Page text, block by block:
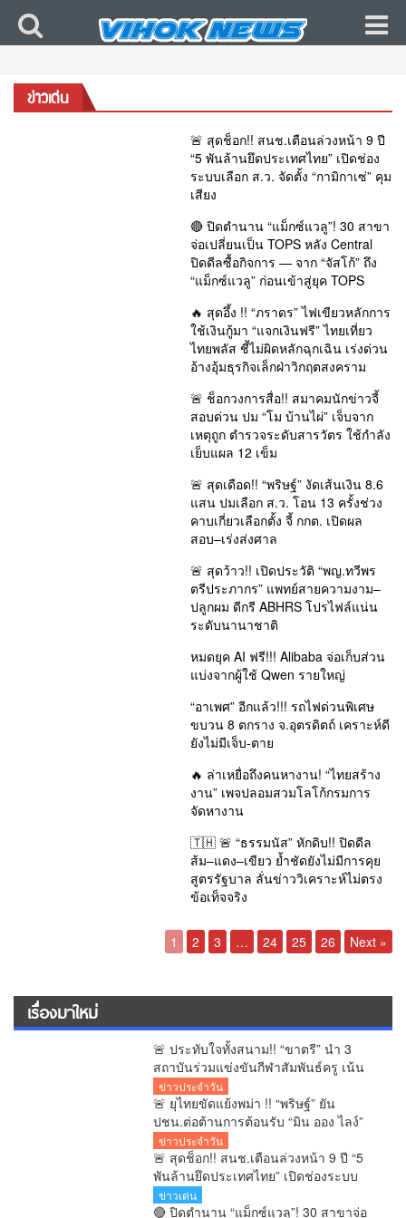
ข่าวเด่น
🚨 สุดช็อก!! สนช.เตือนล่วงหน้า 9 ปี
“5 พันล้านยึดประเทศไทย” เปิดช่อง
ระบบเลือก ส.ว. จัดตั้ง “กามิกาเซ่” คุม
เสียง
🔴 ปิดตำนาน “แม็กซ์แวลู”! 30 สาขา
จ่อเปลี่ยนเป็น TOPS หลัง Central
ปิดดีลซื้อกิจการ — จาก “จัสโก้” ถึง
“แม็กซ์แวลู” ก่อนเข้าสู่ยุค TOPS
🔥 สุดอึ้ง !! “ภราดร” ไฟเขียวหลักการ
ใช้เงินกู้มา “แจกเงินฟรี” ไทยเที่ยว
ไทยพลัส ชี้ไม่ผิดหลักฉุกเฉิน เร่งด่วน
อ้างอุ้มธุรกิจเล็กฝ่าวิกฤตสงคราม
🚨 ช็อกวงการสื่อ!! สมาคมนักข่าวจี้
สอบด่วน ปม “โม บ้านไผ่” เจ็บจาก
เหตุถูก ตำรวจระดับสารวัตร ใช้กำลัง
เย็บแผล 12 เข็ม
🚨 สุดเดือด!! “พริษฐ์” งัดเส้นเงิน 8.6
แสน ปมเลือก ส.ว. โอน 13 ครั้งช่วง
คาบเกี่ยวเลือกตั้ง จี้ กกต. เปิดผล
สอบ–เร่งส่งศาล
🚨 สุดว้าว!! เปิดประวัติ “พญ.ทวีพร
ตรีประภากร” แพทย์สายความงาม–
ปลูกผม ดีกรี ABHRS โปรไฟล์แน่น
ระดับนานาชาติ
หมดยุค AI ฟรี!!! Alibaba จ่อเก็บส่วน
แบ่งจากผู้ใช้ Qwen รายใหญ่
“อาเพศ” อีกแล้ว!!! รถไฟด่วนพิเศษ
ขบวน 8 ตกราง จ.อุตรดิตถ์ เคราะห์ดี
ยังไม่มีเจ็บ-ตาย
🔥 ล่าเหยื่อถึงคนหางาน! “ไทยสร้าง
งาน” เพจปลอมสวมโลโก้กรมการ
จัดหางาน
🇹🇭 🚨 “ธรรมนัส” หักดิบ!! ปิดดีล
ส้ม–แดง–เขียว ย้ำชัดยังไม่มีการคุย
สูตรรัฐบาล ลั่นข่าววิเคราะห์ไม่ตรง
ข้อเท็จจริง
1 2 3 … 24 25 26 Next »
เรื่องมาใหม่
🚨 ประทับใจทั้งสนาม!! “ขาตรี” นำ 3
สถาบันร่วมแข่งขันกีฬาสัมพันธ์ครู เน้น
น้ำใจนักกีฬา–รู้แพ้รู้ชนะ–เคารพคำตัดสิน
ข่าวประจำวัน
🚨 ยุไทยขัดแย้งพม่า !! “พริษฐ์” ยัน
ปชน.ต่อต้านการต้อนรับ “มิน ออง ไลง์”
อ้างมติอาเซียน
ข่าวประจำวัน
🚨 สุดช็อก!! สนช.เตือนล่วงหน้า 9 ปี “5
พันล้านยึดประเทศไทย” เปิดช่องระบบ
เลือก ส.ว. จัดตั้ง “กามิกาเซ่” คุมเสียง
ข่าวเด่น
🔴 ปิดตำนาน “แม็กซ์แวลู”! 30 สาขาจ่อ